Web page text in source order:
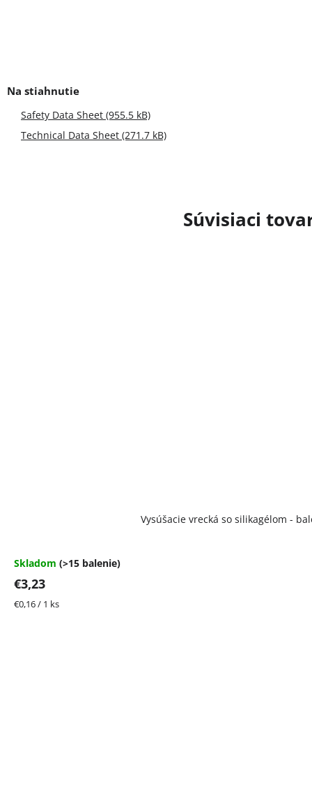
Súvisiaci
Vysúšacie vrecká so silikagélom -
Skladom (>15 balenie)
€3,23
Jednotková
€0,16 / 1 ks
Safety Data Sheet (955.5 kB)
Technical Data Sheet (271.7 kB)